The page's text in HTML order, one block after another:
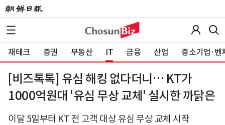
재테크 증권 부동산 IT 금융 산업 중소기업·벤
[비즈톡톡] 유심 해킹 없다더니… KT가
1000억원대 '유심 무상 교체' 실시한 까닭은
이달 5일부터 KT 전 고객 대상 유심 무상 교체 시작